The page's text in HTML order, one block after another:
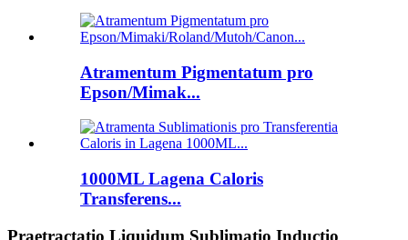
Atramentum Pigmentatum pro
Epson/Mimak...
1000ML Lagena Caloris
Transferens...
Praetractatio Liquidum Sublimatio Inductio